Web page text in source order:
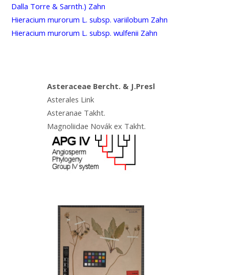
Dalla Torre & Sarnth.) Zahn
Hieracium murorum L. subsp. variilobum Zahn
Hieracium murorum L. subsp. wulfenii Zahn
Asteraceae Bercht. & J.Presl
Asterales Link
Asteranae Takht.
Magnoliidae Novák ex Takht.